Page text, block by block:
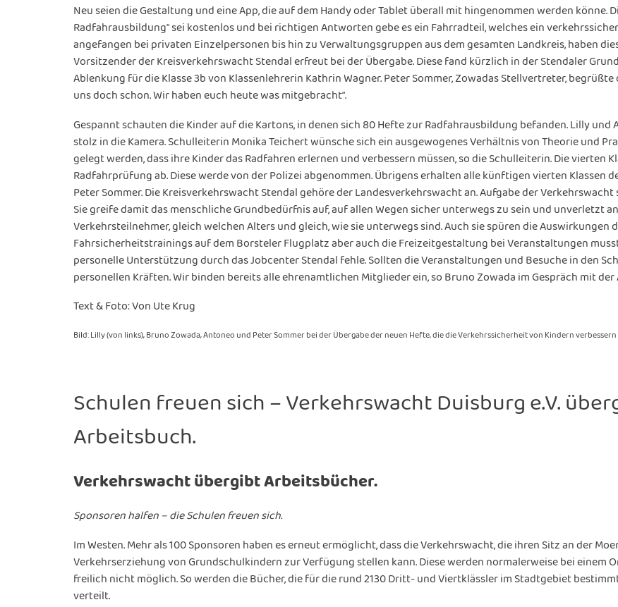
Neu seien die Gestaltung und eine App, die auf dem Handy oder Tablet überall mit hingenommen werden könne.
Radfahrausbildung“ sei kostenlos und bei richtigen Antworten gebe es ein Fahrradteil, welches ein
angefangen bei privaten Einzelpersonen bis hin zu Verwaltungsgruppen aus dem gesamten Landkreis, haben
Vorsitzender der Kreisverkehrswacht Stendal erfreut bei der Übergabe. Diese fand kürzlich in der Stendaler
Ablenkung für die Klasse 3b von Klassenlehrerin Kathrin Wagner. Peter Sommer, Zowadas Stellvertreter,
uns doch schon. Wir haben euch heute was mitgebracht“.
Gespannt schauten die Kinder auf die Kartons, in denen sich 80 Hefte zur Radfahrausbildung befanden. Lilly
stolz in die Kamera. Schulleiterin Monika Teichert wünsche sich ein ausgewogenes Verhältnis von Theorie und
gelegt werden, dass ihre Kinder das Radfahren erlernen und verbessern müssen, so die Schulleiterin. Die vierten
Radfahrprüfung ab. Diese werde von der Polizei abgenommen. Übrigens erhalten alle künftigen vierten Klassen
Peter Sommer. Die Kreisverkehrswacht Stendal gehöre der Landesverkehrswacht an. Aufgabe der
Sie greife damit das menschliche Grundbedürfnis auf, auf allen Wegen sicher unterwegs zu sein und unverletzt
Verkehrsteilnehmer, gleich welchen Alters und gleich, wie sie unterwegs sind. Auch sie spüren die Auswirkungen
Fahrsicherheitstrainings auf dem Borsteler Flugplatz aber auch die Freizeitgestaltung bei Veranstaltungen
personelle Unterstützung durch das Jobcenter Stendal fehle. Sollten die Veranstaltungen und Besuche in den
personellen Kräften. Wir binden bereits alle ehrenamtlichen Mitglieder ein, so Bruno Zowada im Gespräch mit der
Text & Foto: Von Ute Krug
Bild: Lilly (von links), Bruno Zowada, Antoneo und Peter Sommer bei der Übergabe der neuen Hefte, die die Verkehrssicherheit von Kindern
Schulen freuen sich – Verkehrswacht Duisburg e.V.
Arbeitsbuch.
Verkehrswacht übergibt Arbeitsbücher.
Sponsoren halfen – die Schulen freuen sich.
Im Westen. Mehr als 100 Sponsoren haben es erneut ermöglicht, dass die Verkehrswacht, die ihren Sitz an der
Verkehrserziehung von Grundschulkindern zur Verfügung stellen kann. Diese werden normalerweise bei einem
freilich nicht möglich. So werden die Bücher, die für die rund 2130 Dritt- und Viertklässler im Stadtgebiet
verteilt.